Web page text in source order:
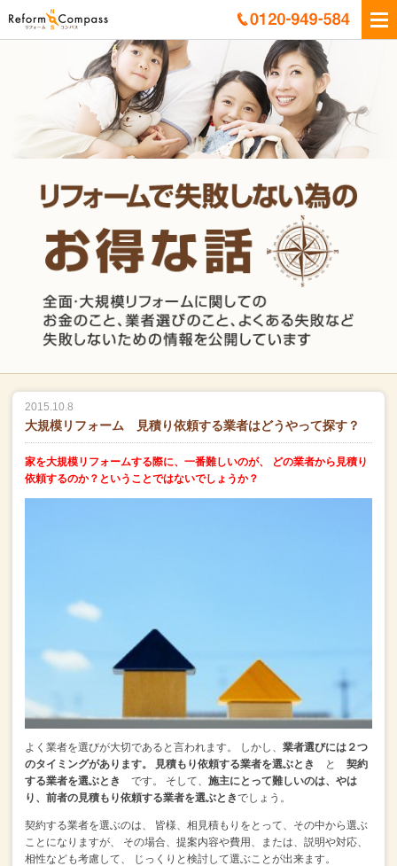
2015.10.8
大規模リフォーム 見積り依頼する業者はどうやって探す？
家を大規模リフォームする際に、一番難しいのが、
どの業者から見積り
依頼するのか？ということではないでしょうか？
よく業者を選びが大切であると言われます。 しかし、 業者選びには２つ
のタイミングがあります。
見積もり依頼する業者を選ぶとき と 契約
する業者を選ぶとき
です。 そして、 施主にとって難しいのは、やは
り、前者の見積もり依頼する業者を選ぶときでしょう。
契約する業者を選ぶのは、
皆様、相見積もりをとって、その中から選ぶ
ことになりますが、
その場合、提案内容や費用、または、説明や対応、
相性なども考慮して、
じっくりと検討して選ぶことが出来ます。